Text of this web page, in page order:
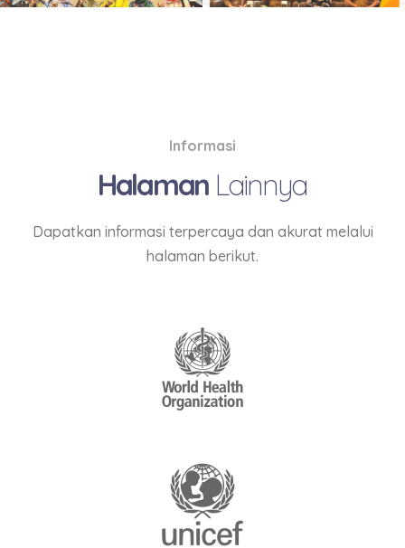
Informasi
Halaman Lainnya
Dapatkan informasi terpercaya dan akurat melalui
halaman berikut.